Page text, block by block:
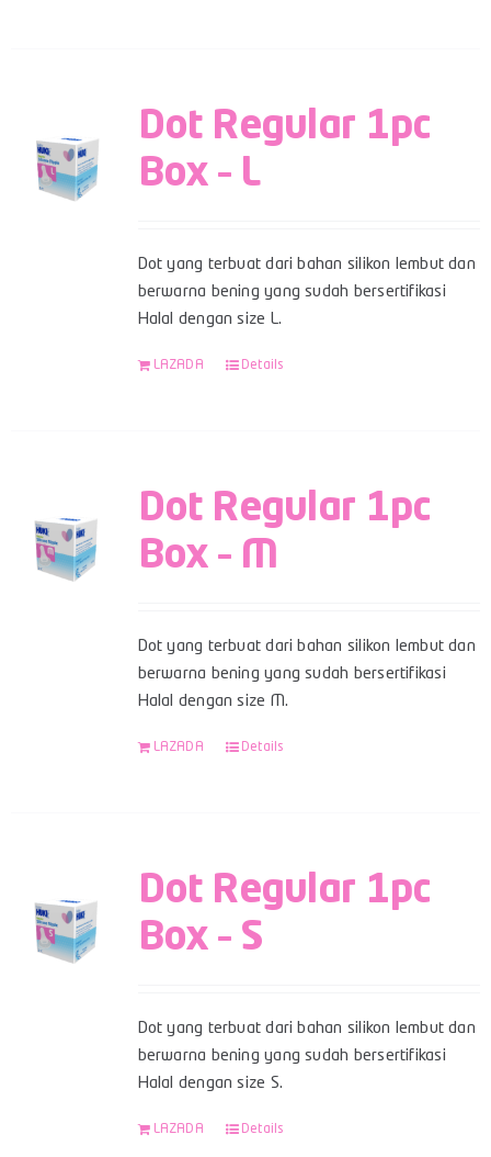
Dot Regular 1pc
Box – L
Dot yang terbuat dari bahan silikon lembut dan
berwarna bening yang sudah bersertifikasi
Halal dengan size L.
LAZADA Details
Dot Regular 1pc
Box – M
Dot yang terbuat dari bahan silikon lembut dan
berwarna bening yang sudah bersertifikasi
Halal dengan size M.
LAZADA Details
Dot Regular 1pc
Box – S
Dot yang terbuat dari bahan silikon lembut dan
berwarna bening yang sudah bersertifikasi
Halal dengan size S.
LAZADA Details